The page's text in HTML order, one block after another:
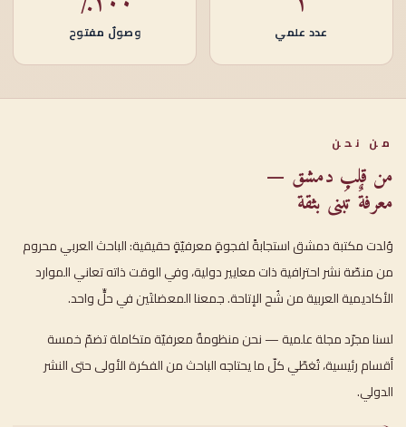
عدد علمي وصولٌ مفتوح
من نحن
من قلب دمشق —
معرفةٌ تُبنى بثقة
وُلدت مكتبة دمشق استجابةً لفجوةٍ معرفيّةٍ حقيقية: الباحث العربي محروم
من منصّة نشر احترافية ذات معايير دولية، وفي الوقت ذاته تعاني الموارد
الأكاديمية العربية من شُح الإتاحة. جمعنا المعضلتَين في حلٍّ واحد.
لسنا مجرّد مجلة علمية — نحن منظومةٌ معرفيّة متكاملة تضمّ خمسة
أقسام رئيسية، تُغطّي كلّ ما يحتاجه الباحث من الفكرة الأولى حتى النشر
الدولي.